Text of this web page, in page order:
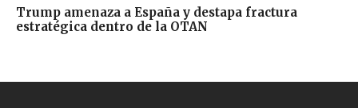
Trump amenaza a España y destapa fractura
estratégica dentro de la OTAN